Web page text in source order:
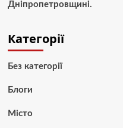
Дніпропетровщині.
Категорії
Без категорії
Блоги
Місто